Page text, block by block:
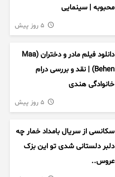
محبوبه | سینمایی
دانلود فیلم مادر و دختران (Maa
Behen) | نقد و بررسی درام
خانوادگی هندی
سکانسی از سریال بامداد خمار چه
دلبر دلستانی شدی تو این بزک
عروس..